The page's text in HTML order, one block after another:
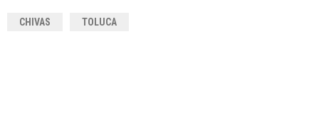
CHIVAS TOLUCA